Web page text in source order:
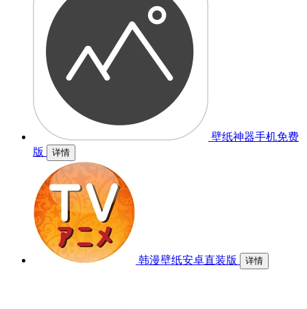
壁纸神器手机免费
版
详情
韩漫壁纸安卓直装版 详情